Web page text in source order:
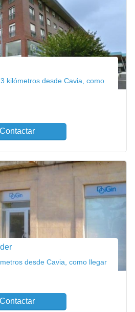
kilómetros desde Cavia, como
Contactar
desde Cavia, como llegar
Contactar